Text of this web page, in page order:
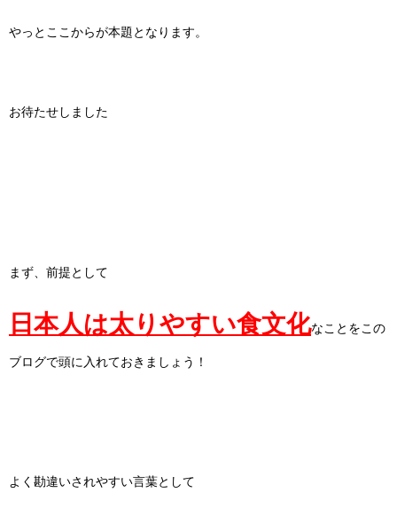
やっとここからが本題となります。
お待たせしました
まず、前提として
日本人は太りやすい食文化なことをこの
ブログで頭に入れておきましょう！
よく勘違いされやすい言葉として